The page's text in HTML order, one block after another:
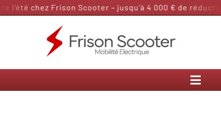
Passer
l’été chez Frison Scooter – jusqu’à 4 000 € de